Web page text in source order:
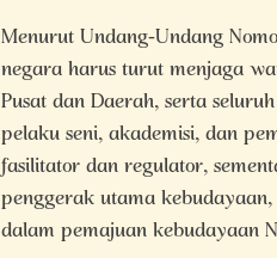
Menurut Undang-Undang
negara harus turut menjaga
Pusat dan Daerah, serta
pelaku seni, akademisi, dan
fasilitator dan regulator,
penggerak utama
dalam pemajuan kebudayaan